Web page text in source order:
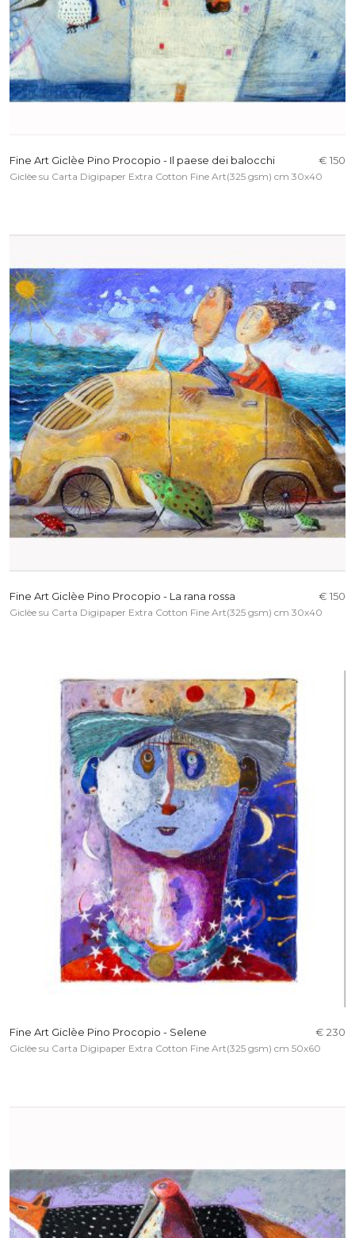
Fine Art Giclèe Pino Procopio - Il paese dei balocchi € 150
Giclèe su Carta Digipaper Extra Cotton Fine Art(325 gsm) cm 30x40
Fine Art Giclèe Pino Procopio - La rana rossa € 150
Giclèe su Carta Digipaper Extra Cotton Fine Art(325 gsm) cm 30x40
Fine Art Giclèe Pino Procopio - Selene € 230
Giclèe su Carta Digipaper Extra Cotton Fine Art(325 gsm) cm 50x60